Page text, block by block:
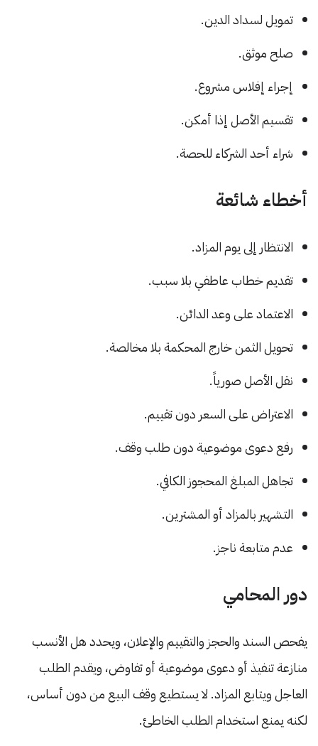
تمويل لسداد الدين.
صلح موثق.
إجراء إفلاس مشروع.
تقسيم الأصل إذا أمكن.
شراء أحد الشركاء للحصة.
أخطاء شائعة
الانتظار إلى يوم المزاد.
تقديم خطاب عاطفي بلا سبب.
الاعتماد على وعد الدائن.
تحويل الثمن خارج المحكمة بلا مخالصة.
نقل الأصل صورياً.
الاعتراض على السعر دون تقييم.
رفع دعوى موضوعية دون طلب وقف.
تجاهل المبلغ المحجوز الكافي.
التشهير بالمزاد أو المشترين.
عدم متابعة ناجز.
دور المحامي
يفحص السند والحجز والتقييم والإعلان، ويحدد هل الأنسب
منازعة تنفيذ أو دعوى موضوعية أو تفاوض، ويقدم الطلب
العاجل ويتابع المزاد. لا يستطيع وقف البيع من دون أساس،
لكنه يمنع استخدام الطلب الخاطئ.